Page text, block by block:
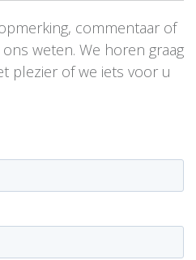
commentaar of
weten. We horen graag
plezier of we iets voor u